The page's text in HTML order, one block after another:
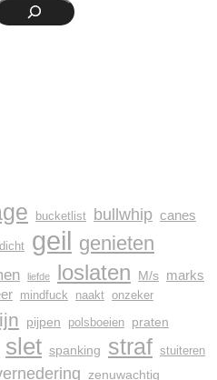
bucketlist bullwhip canes
geil genieten
liefde loslaten M/s marks
mindfuck naakt onzeker
pijpen polsboeien praten
slet spanking straf stuiteren
zenuwachtig